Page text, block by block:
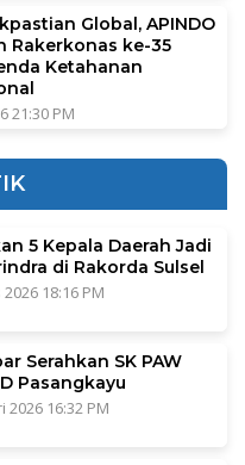
Global, APINDO
Rakerkonas ke-35
Ketahanan
21:30 PM
5 Kepala Daerah Jadi
di Rakorda Sulsel
18:16 PM
Serahkan SK PAW
Pasangkayu
2026 16:32 PM